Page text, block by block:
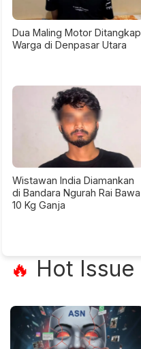
Dua Maling Motor Ditangkap
Warga di Denpasar Utara
Wistawan India Diamankan
di Bandara Ngurah Rai Bawa
10 Kg Ganja
🔥 Hot Issue